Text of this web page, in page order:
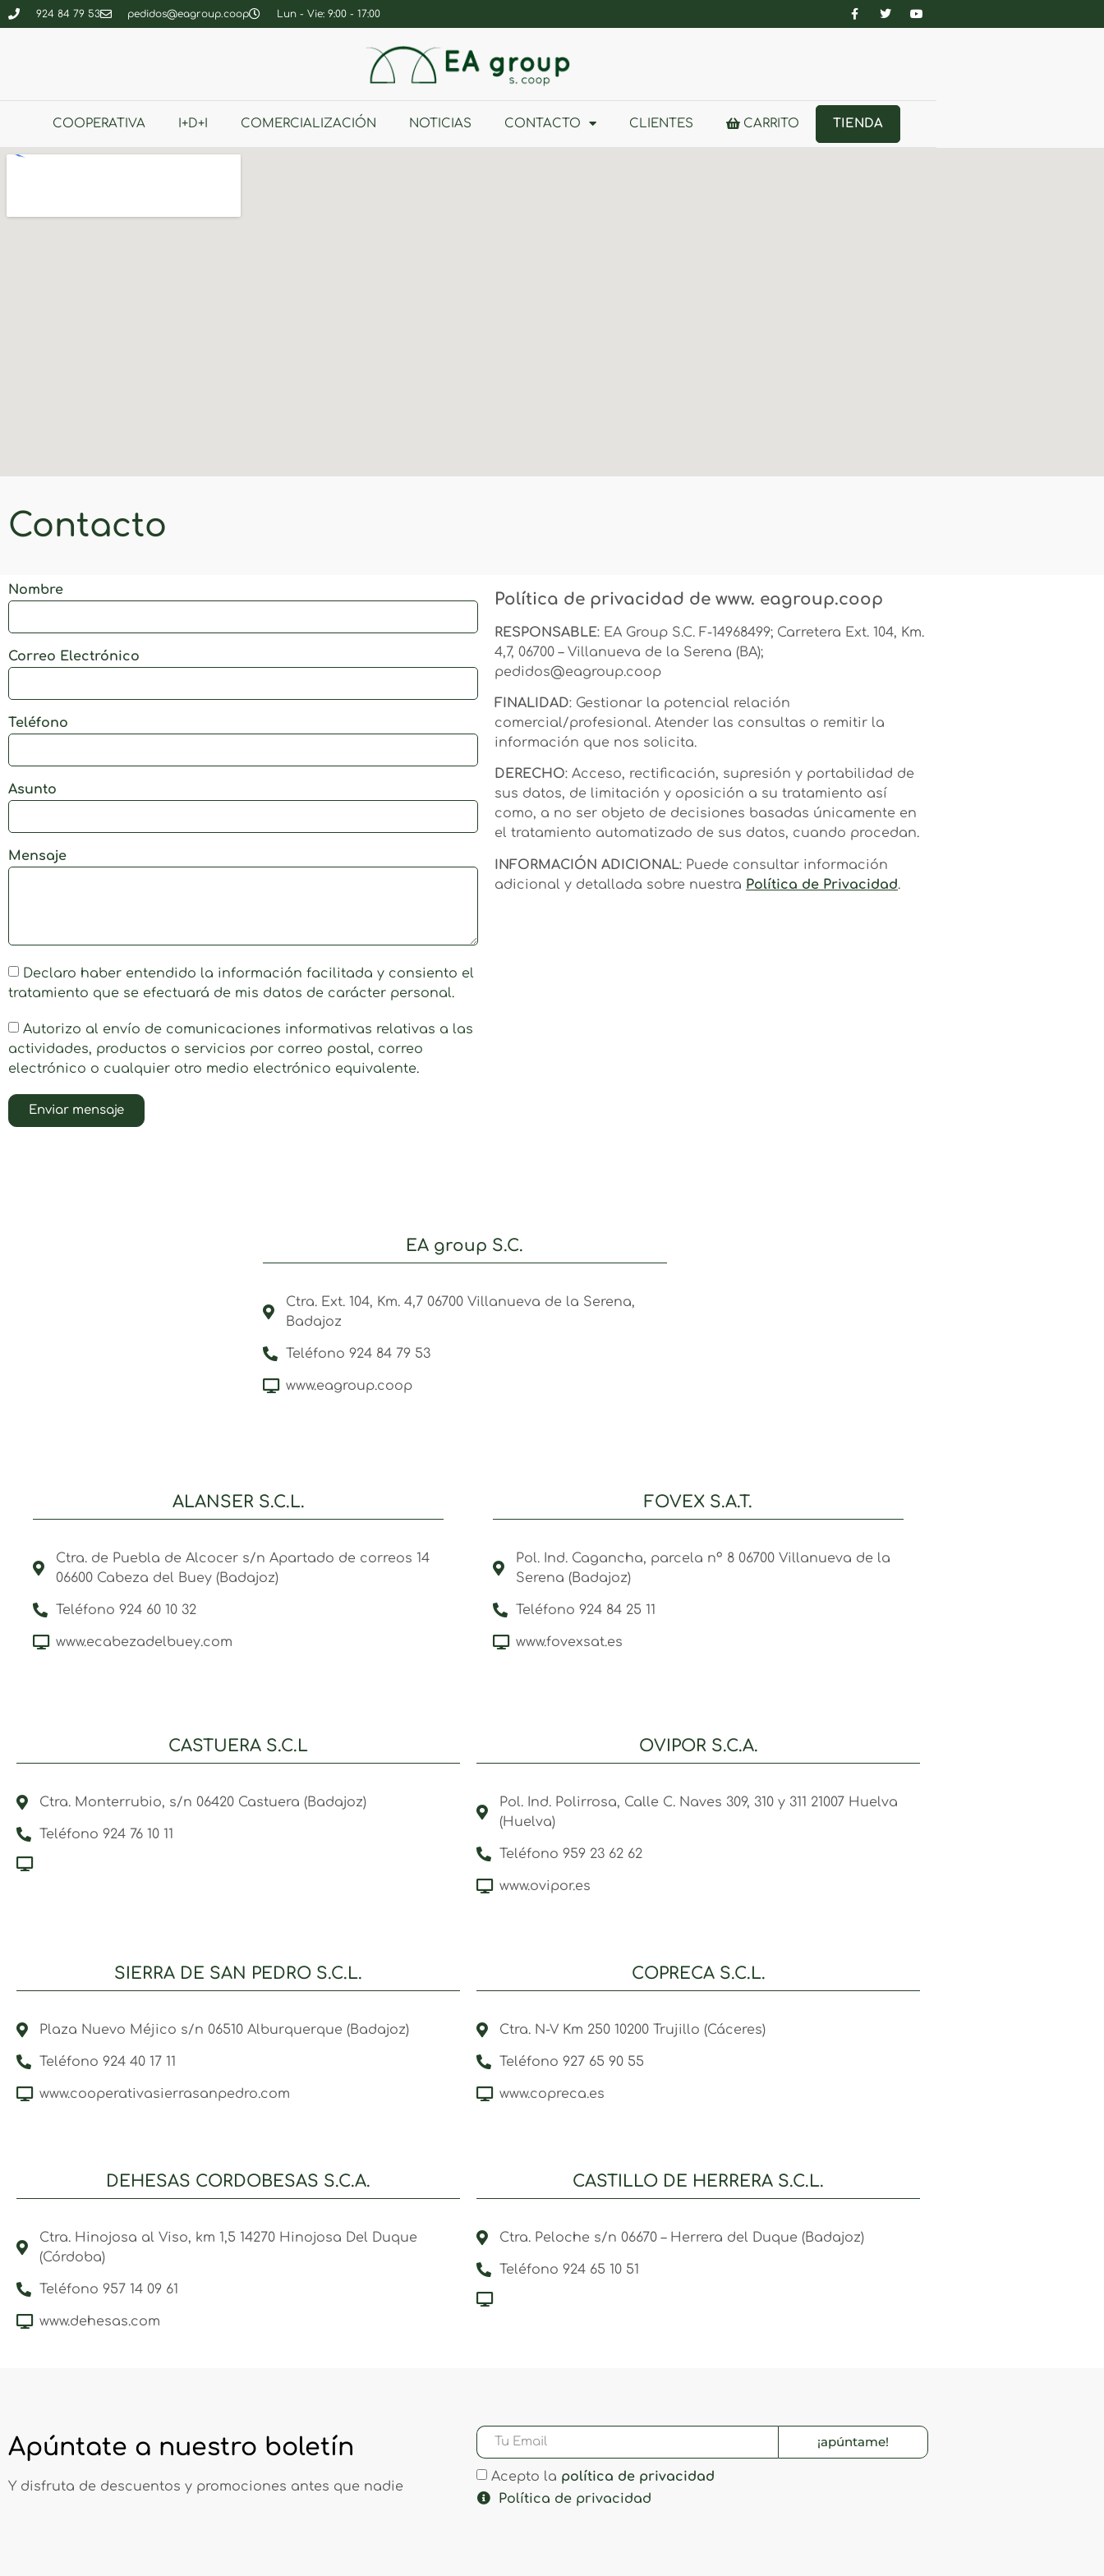
924 84 79 53 pedidos@eagroup.coop Lun - Vie: 9:00 - 17:00
COOPERATIVA I+D+I COMERCIALIZACIÓN NOTICIAS CONTACTO CLIENTES CARRITO TIENDA
Contacto
Nombre
Correo Electrónico
Teléfono
Asunto
Mensaje
Declaro haber entendido la información facilitada y consiento el
tratamiento que se efectuará de mis datos de carácter personal.
Autorizo al envío de comunicaciones informativas relativas a las
actividades, productos o servicios por correo postal, correo
electrónico o cualquier otro medio electrónico equivalente.
Enviar mensaje
Política de privacidad de www. eagroup.coop
RESPONSABLE: EA Group S.C. F-14968499; Carretera Ext. 104, Km.
4,7, 06700 – Villanueva de la Serena (BA);
pedidos@eagroup.coop
FINALIDAD: Gestionar la potencial relación
comercial/profesional. Atender las consultas o remitir la
información que nos solicita.
DERECHO: Acceso, rectificación, supresión y portabilidad de
sus datos, de limitación y oposición a su tratamiento así
como, a no ser objeto de decisiones basadas únicamente en
el tratamiento automatizado de sus datos, cuando procedan.
INFORMACIÓN ADICIONAL: Puede consultar información
adicional y detallada sobre nuestra Política de Privacidad.
EA group S.C.
Ctra. Ext. 104, Km. 4,7 06700 Villanueva de la Serena,
Badajoz
Teléfono 924 84 79 53
www.eagroup.coop
ALANSER S.C.L.
Ctra. de Puebla de Alcocer s/n Apartado de correos 14
06600 Cabeza del Buey (Badajoz)
Teléfono 924 60 10 32
www.ecabezadelbuey.com
FOVEX S.A.T.
Pol. Ind. Cagancha, parcela nº 8 06700 Villanueva de la
Serena (Badajoz)
Teléfono 924 84 25 11
www.fovexsat.es
CASTUERA S.C.L
Ctra. Monterrubio, s/n 06420 Castuera (Badajoz)
Teléfono 924 76 10 11
OVIPOR S.C.A.
Pol. Ind. Polirrosa, Calle C. Naves 309, 310 y 311 21007 Huelva
(Huelva)
Teléfono 959 23 62 62
www.ovipor.es
SIERRA DE SAN PEDRO S.C.L.
Plaza Nuevo Méjico s/n 06510 Alburquerque (Badajoz)
Teléfono 924 40 17 11
www.cooperativasierrasanpedro.com
COPRECA S.C.L.
Ctra. N-V Km 250 10200 Trujillo (Cáceres)
Teléfono 927 65 90 55
www.copreca.es
DEHESAS CORDOBESAS S.C.A.
Ctra. Hinojosa al Viso, km 1,5 14270 Hinojosa Del Duque
(Córdoba)
Teléfono 957 14 09 61
www.dehesas.com
CASTILLO DE HERRERA S.C.L.
Ctra. Peloche s/n 06670 – Herrera del Duque (Badajoz)
Teléfono 924 65 10 51
Apúntate a nuestro boletín
Y disfruta de descuentos y promociones antes que nadie
Acepto la política de privacidad
¡apúntame!
Política de privacidad